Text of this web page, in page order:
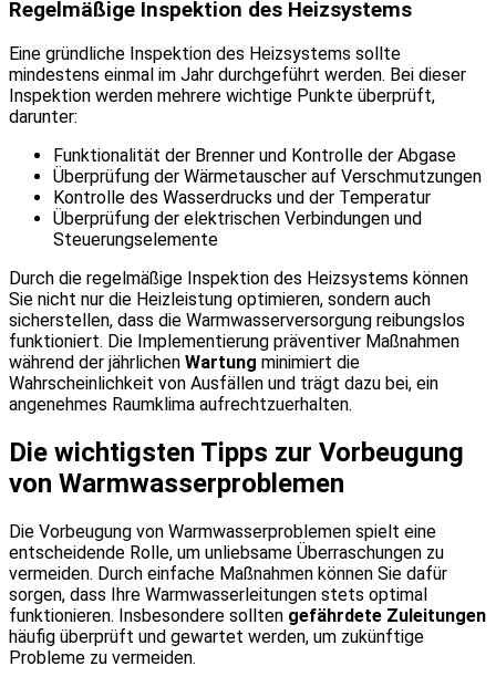
Regelmäßige Inspektion des Heizsystems
Eine gründliche Inspektion des Heizsystems sollte
mindestens einmal im Jahr durchgeführt werden. Bei dieser
Inspektion werden mehrere wichtige Punkte überprüft,
darunter:
Funktionalität der Brenner und Kontrolle der Abgase
Überprüfung der Wärmetauscher auf Verschmutzungen
Kontrolle des Wasserdrucks und der Temperatur
Überprüfung der elektrischen Verbindungen und
Steuerungselemente
Durch die regelmäßige Inspektion des Heizsystems können
Sie nicht nur die Heizleistung optimieren, sondern auch
sicherstellen, dass die Warmwasserversorgung reibungslos
funktioniert. Die Implementierung präventiver Maßnahmen
während der jährlichen Wartung minimiert die
Wahrscheinlichkeit von Ausfällen und trägt dazu bei, ein
angenehmes Raumklima aufrechtzuerhalten.
Die wichtigsten Tipps zur Vorbeugung
von Warmwasserproblemen
Die Vorbeugung von Warmwasserproblemen spielt eine
entscheidende Rolle, um unliebsame Überraschungen zu
vermeiden. Durch einfache Maßnahmen können Sie dafür
sorgen, dass Ihre Warmwasserleitungen stets optimal
funktionieren. Insbesondere sollten gefährdete Zuleitungen
häufig überprüft und gewartet werden, um zukünftige
Probleme zu vermeiden.